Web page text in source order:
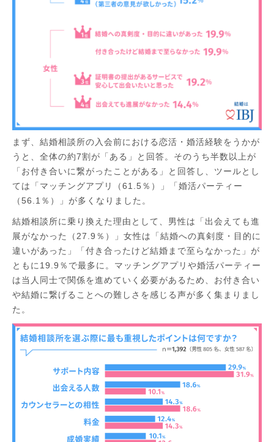
まず、結婚相談所の入会前における恋活・婚活経験をうかが
うと、全体の約7割が「ある」と回答。そのうち半数以上が
「お付き合いに繋がったことがある」と回答し、ツールとし
ては「マッチングアプリ（61.5％）」「婚活パーティー
（56.1％）」が多くなりました。
結婚相談所に乗り換えた理由として、男性は「出会えても進
展がなかった（27.9％）」女性は「結婚への真剣度・目的に
違いがあった」「付き合ったけど結婚まで至らなかった」が
ともに19.9％で最多に。マッチングアプリや婚活パーティー
は当人同士で関係を進めていく必要があるため、お付き合い
や結婚に繋げることへの難しさを感じる声が多く集まりまし
た。